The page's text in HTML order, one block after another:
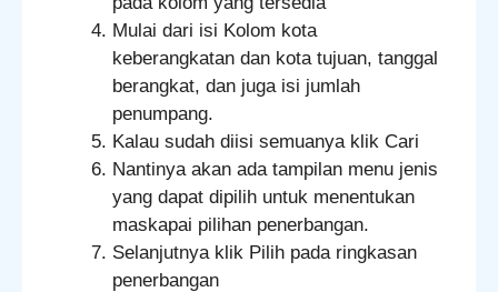
Mulai dari isi Kolom kota
keberangkatan dan kota tujuan, tanggal
berangkat, dan juga isi jumlah
penumpang.
Kalau sudah diisi semuanya klik Cari
Nantinya akan ada tampilan menu jenis
yang dapat dipilih untuk menentukan
maskapai pilihan penerbangan.
Selanjutnya klik Pilih pada ringkasan
penerbangan